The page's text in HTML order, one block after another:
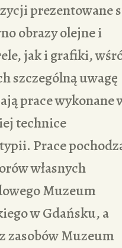
prezentowane
obrazy olejne i
jak i grafiki,
szczególną uwagę
prace wykonane
technice
Prace
własnych
Muzeum
w Gdańsku, a
zasobów Muzeum